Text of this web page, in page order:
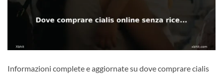
Informazioni complete e aggiornate su dove comprare cialis